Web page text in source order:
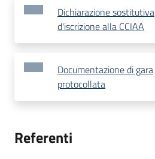
Dichiarazione sostitutiva
d'iscrizione alla CCIAA
Documentazione di gara
protocollata
Referenti